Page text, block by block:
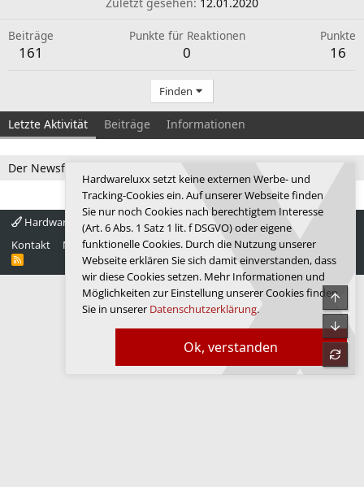
Beiträge
161
Punkte für Reaktionen
0
Punkte
16
Finden
Letzte Aktivität Beiträge Informationen
Der Newsfeed ist zur Zeit leer.
Hardwareluxx 4.0
Deutsch
Kontakt
Nutzungsbedingungen Datenschutz Hilfe Startseite
R
Ok, verstanden
Hardwareluxx setzt keine externen Werbe- und
Tracking-Cookies ein. Auf unserer Webseite finden
Sie nur noch Cookies nach berechtigtem Interesse
(Art. 6 Abs. 1 Satz 1 lit. f DSGVO) oder eigene
funktionelle Cookies. Durch die Nutzung unserer
Webseite erklären Sie sich damit einverstanden, dass
wir diese Cookies setzen. Mehr Informationen und
Möglichkeiten zur Einstellung unserer Cookies finden
Sie in unserer Datenschutzerklärung.